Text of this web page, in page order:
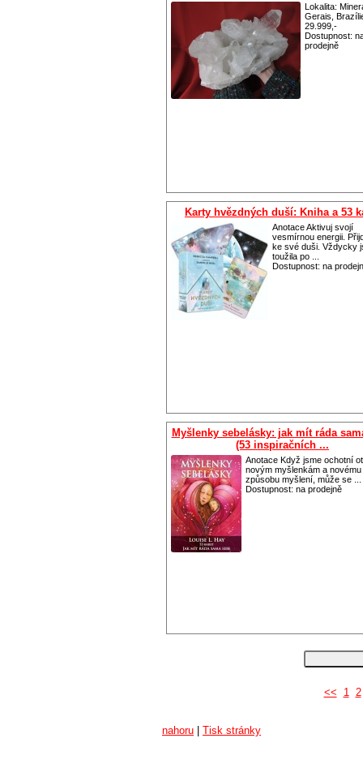
Lokalita:
Gerais,
29.999,-
Dostupnost:
prodejně
Karty hvězdných duší: Kniha a 53
Anotace Aktivuj svojí
vesmírnou energii.
ke své duši. Vždycky
toužila po ...
Dostupnost: na
Myšlenky sebelásky: jak mít ráda
(53 inspiračních ...
Anotace Když jsme ochotní
novým myšlenkám a novému
způsobu myšlení, může se ...
Dostupnost: na prodejně
<< 1 2
nahoru Tisk stránky